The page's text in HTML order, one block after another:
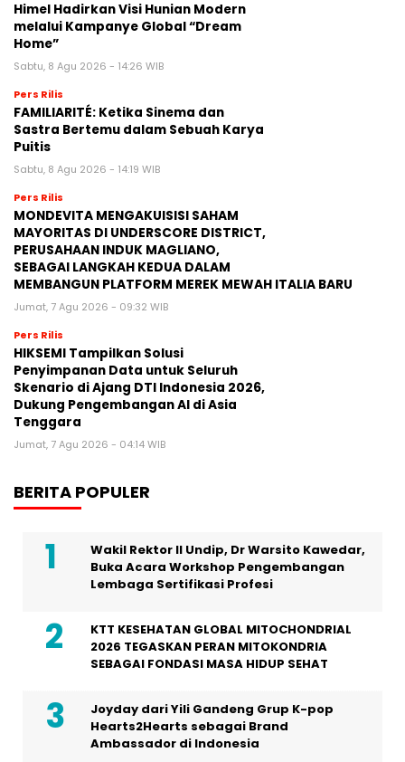
Himel Hadirkan Visi Hunian Modern
melalui Kampanye Global “Dream
Home”
Sabtu, 8 Agu 2026 - 14:26 WIB
Pers Rilis
FAMILIARITÉ: Ketika Sinema dan
Sastra Bertemu dalam Sebuah Karya
Puitis
Sabtu, 8 Agu 2026 - 14:19 WIB
Pers Rilis
MONDEVITA MENGAKUISISI SAHAM
MAYORITAS DI UNDERSCORE DISTRICT,
PERUSAHAAN INDUK MAGLIANO,
SEBAGAI LANGKAH KEDUA DALAM
MEMBANGUN PLATFORM MEREK MEWAH ITALIA BARU
Jumat, 7 Agu 2026 - 09:32 WIB
Pers Rilis
HIKSEMI Tampilkan Solusi
Penyimpanan Data untuk Seluruh
Skenario di Ajang DTI Indonesia 2026,
Dukung Pengembangan AI di Asia
Tenggara
Jumat, 7 Agu 2026 - 04:14 WIB
BERITA POPULER
Wakil Rektor II Undip, Dr Warsito Kawedar,
Buka Acara Workshop Pengembangan
Lembaga Sertifikasi Profesi
KTT KESEHATAN GLOBAL MITOCHONDRIAL
2026 TEGASKAN PERAN MITOKONDRIA
SEBAGAI FONDASI MASA HIDUP SEHAT
Joyday dari Yili Gandeng Grup K-pop
Hearts2Hearts sebagai Brand
Ambassador di Indonesia